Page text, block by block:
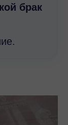
брак